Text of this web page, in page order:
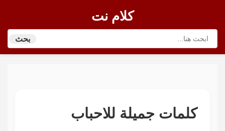
كلام نت
بحث
كلمات جميلة للاحباب